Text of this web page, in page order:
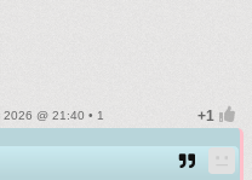
@ 21:40 • 1